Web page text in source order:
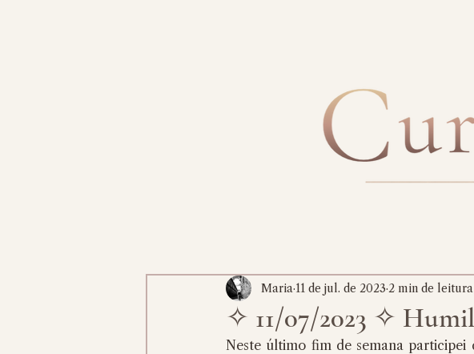
✧ 11/07/2023 ✧
Maria 11 de jul. de 2023 2 min de leitura
Neste último fim de semana